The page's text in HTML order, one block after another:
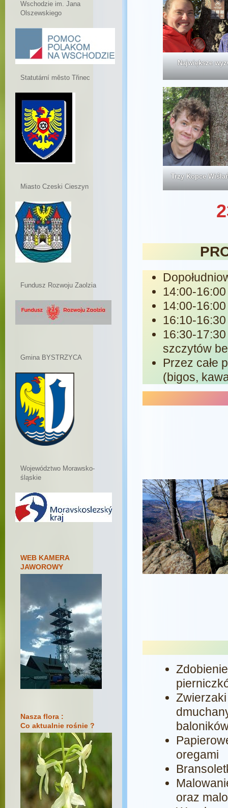
Największe
Trzy Kopce
14:00-
14:00-
16:10-
16:30-
szczytów
Przez całe
(bigos,
oregami
oraz
Wschodzie im. Jana
Olszewskiego
Statutární město Třinec
Miasto Czeski Cieszyn
Fundusz Rozwoju Zaolzia
Gmina BYSTRZYCA
Województwo Morawsko-
śląskie
WEB KAMERA
JAWOROWY
Nasza flora :
Co aktualnie rośnie ?